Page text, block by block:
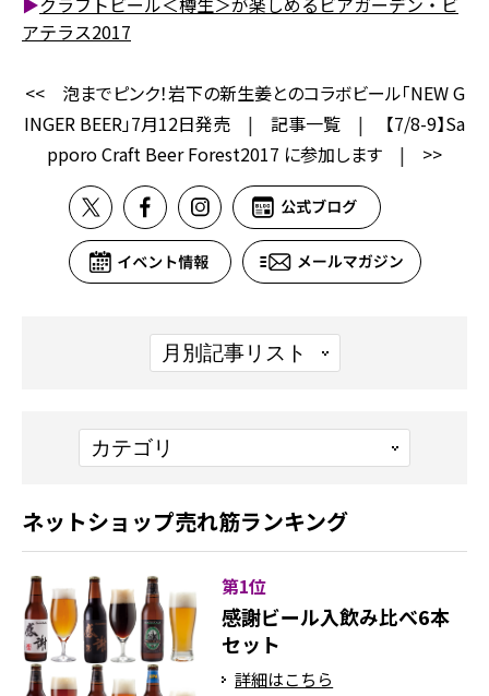
アテラス2017
<<
泡までピンク！岩下の新生姜とのコラボビール「NEW G
INGER BEER」7月12日発売 | 記事一覧 |
【7/8-9】Sa
pporo Craft Beer Forest2017 に参加します | >>
ネットショップ売れ筋ランキング
第1位
感謝ビール入飲み比べ6本
セット
詳細はこちら